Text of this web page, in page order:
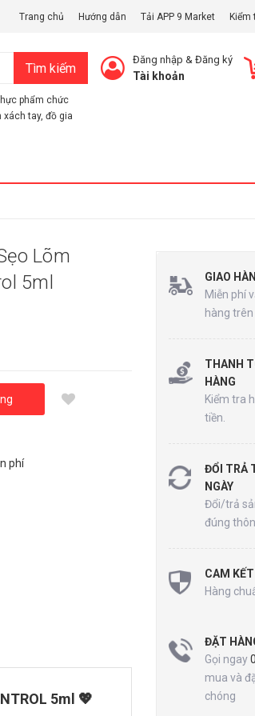
Trang chủ Hướng dẫn Tải APP 9 Market Kiểm
Tìm kiếm
phẩm chức
xách tay, đồ gia
Đăng nhập & Đăng ký
Tài khoản
Lõm
5ml
phí
5ml 💖
GIAO
Miễn phí
hàng trên
THANH
HÀNG
Kiểm tra
tiền.
ĐỔI TRẢ
NGÀY
Đổi/trả
đúng
CAM
Hàng
ĐẶT
Gọi ngay
mua và
chóng